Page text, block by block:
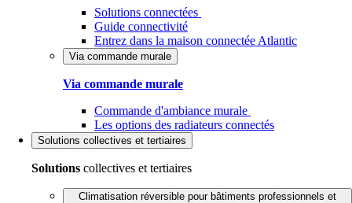
Solutions connectées
Guide connectivité
Entrez dans la maison connectée Atlantic
Via commande murale
Via commande murale
Commande d'ambiance murale
Les options des radiateurs connectés
Solutions collectives et tertiaires
Solutions collectives et tertiaires
Climatisation réversible pour bâtiments professionnels et